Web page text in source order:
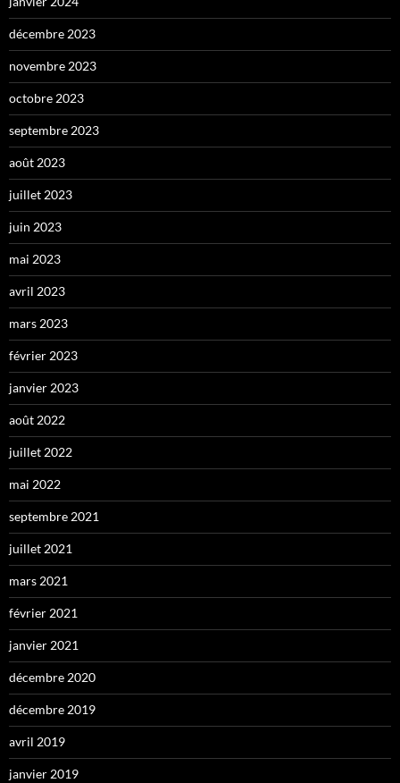
décembre 2023
novembre 2023
octobre 2023
septembre 2023
août 2023
juillet 2023
juin 2023
mai 2023
avril 2023
mars 2023
février 2023
janvier 2023
août 2022
juillet 2022
mai 2022
septembre 2021
juillet 2021
mars 2021
février 2021
janvier 2021
décembre 2020
décembre 2019
avril 2019
janvier 2019